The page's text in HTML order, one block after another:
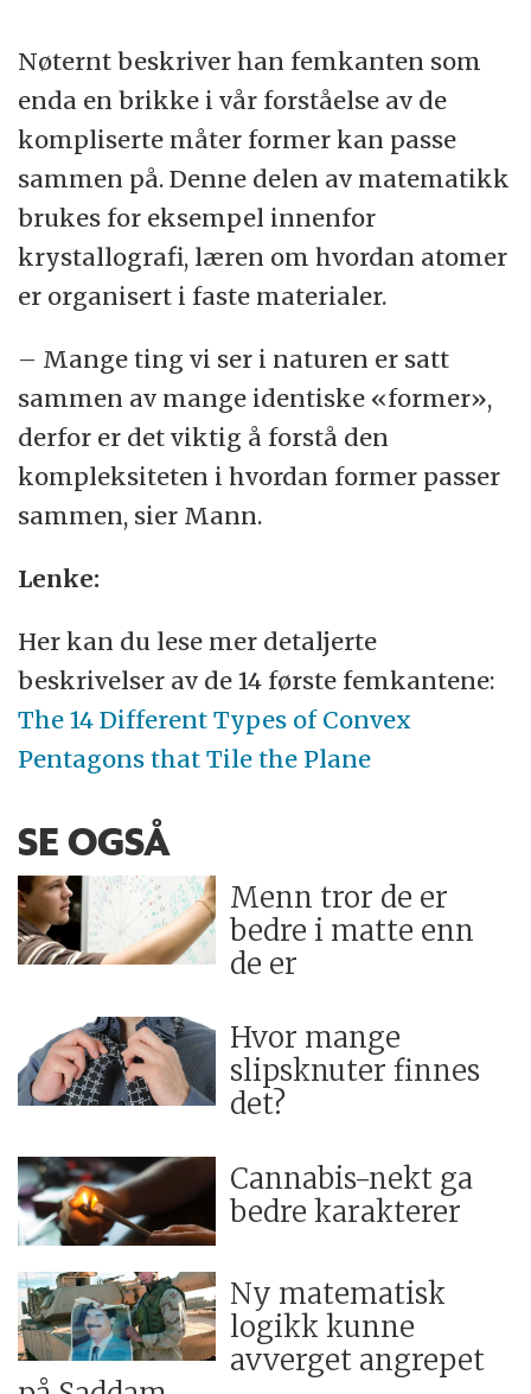
Nøternt beskriver han femkanten som
enda en brikke i vår forståelse av de
kompliserte måter former kan passe
sammen på. Denne delen av matematikk
brukes for eksempel innenfor
krystallografi, læren om hvordan atomer
er organisert i faste materialer.
– Mange ting vi ser i naturen er satt
sammen av mange identiske «former»,
derfor er det viktig å forstå den
kompleksiteten i hvordan former passer
sammen, sier Mann.
Lenke:
Her kan du lese mer detaljerte
beskrivelser av de 14 første femkantene:
The 14 Different Types of Convex
Pentagons that Tile the Plane
SE OGSÅ
Menn tror de er
bedre i matte enn
de er
Hvor mange
slipsknuter finnes
det?
Cannabis-nekt ga
bedre karakterer
Ny matematisk
logikk kunne
avverget angrepet